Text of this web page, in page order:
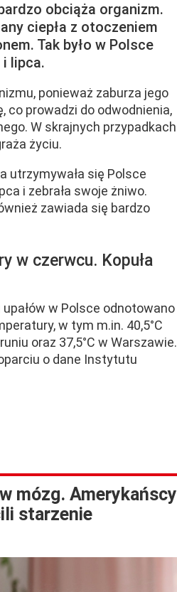
obciąża organizm.
ciepła z otoczeniem
Tak było w Polsce
i lipca.
ponieważ zaburza jego
co prowadzi do odwodnienia,
W skrajnych przypadkach
życiu.
utrzymywała się Polsce
i zebrała swoje żniwo.
zawiada się bardzo
w czerwcu. Kopuła
w Polsce odnotowano
w tym m.in. 40,5°C
oraz 37,5°C w Warszawie.
o dane Instytutu
mózg. Amerykańscy
starzenie